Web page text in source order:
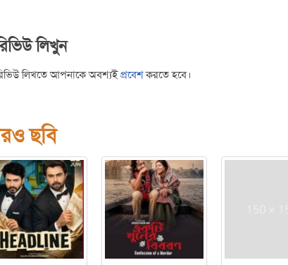
লিখুন
লিখতে আপনাকে অবশ্যইপ্রবেশকরতে হবে।
ছবি